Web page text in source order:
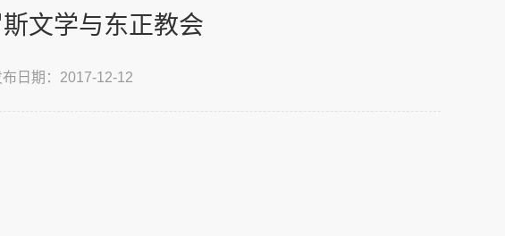
文学与东正教会
布日期：2017-12-12